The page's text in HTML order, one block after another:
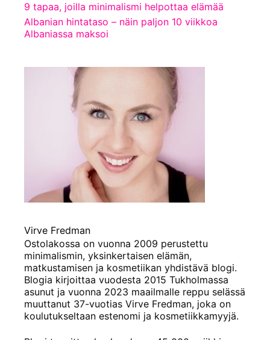
9 tapaa, joilla minimalismi helpottaa elämää
Albanian hintataso – näin paljon 10 viikkoa
Albaniassa maksoi
Virve Fredman
Ostolakossa on vuonna 2009 perustettu
minimalismin, yksinkertaisen elämän,
matkustamisen ja kosmetiikan yhdistävä blogi.
Blogia kirjoittaa vuodesta 2015 Tukholmassa
asunut ja vuonna 2023 maailmalle reppu selässä
muuttanut 37-vuotias Virve Fredman, joka on
koulutukseltaan estenomi ja kosmetiikkamyyjä.